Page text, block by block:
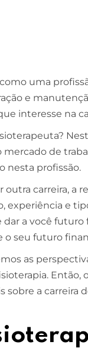
uma
e
interesse na
mercado de
nesta profissão.
carreira, a
experiência e
dar a você
o seu futuro
as
sobre a carreira